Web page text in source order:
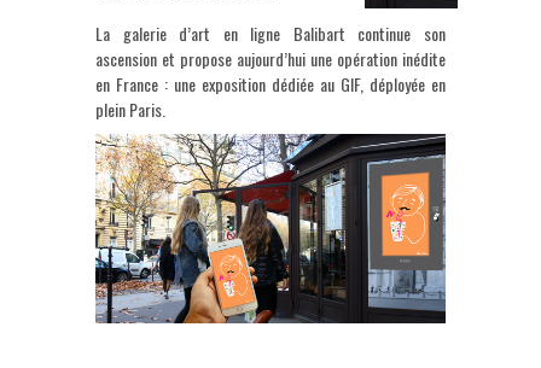
La galerie d’art en ligne Balibart continue son
ascension et propose aujourd’hui une opération inédite
en France : une exposition dédiée au GIF, déployée en
plein Paris.